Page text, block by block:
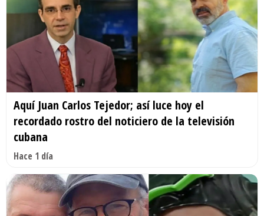
Aquí Juan Carlos Tejedor; así luce hoy el
recordado rostro del noticiero de la televisión
cubana
Hace 1 día